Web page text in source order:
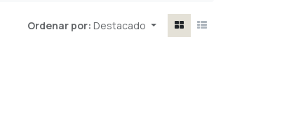
Ordenar por: Destacado